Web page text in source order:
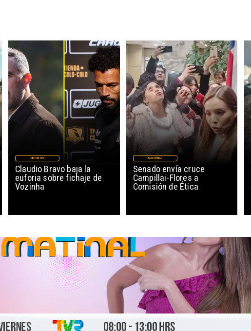
Claudio Bravo baja la
euforia sobre fichaje de
Vozinha
DEPORTES
Senado envía cruce
Campillai-Flores a
Comisión de Ética
NACIONAL